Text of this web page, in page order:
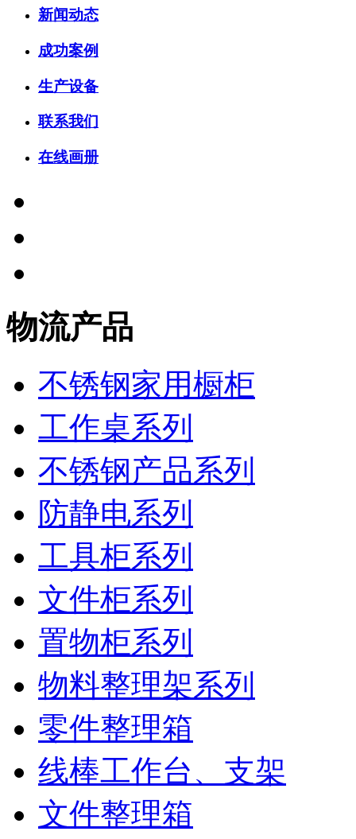
新闻动态
成功案例
生产设备
联系我们
在线画册
物流产品
不锈钢家用橱柜
工作桌系列
不锈钢产品系列
防静电系列
工具柜系列
文件柜系列
置物柜系列
物料整理架系列
零件整理箱
线棒工作台、支架
文件整理箱